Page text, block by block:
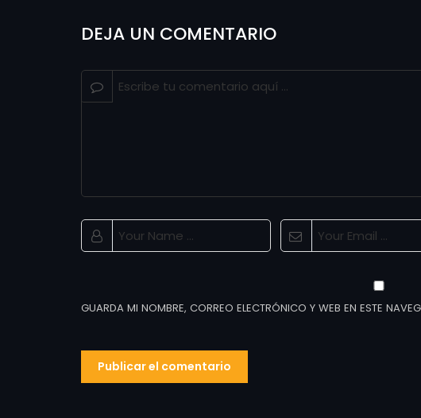
DEJA UN COMENTARIO
GUARDA MI NOMBRE, CORREO ELECTRÓNICO Y WEB EN ESTE